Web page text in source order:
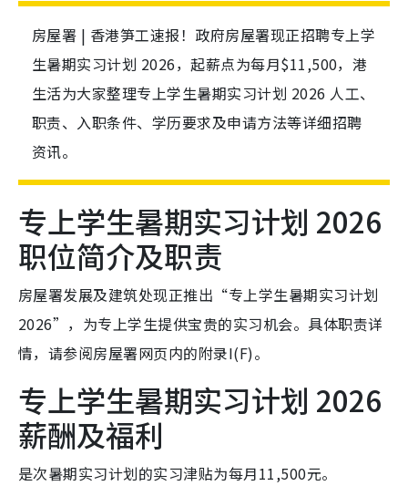
房屋署 | 香港笋工速报！政府房屋署现正招聘专上学
生暑期实习计划 2026，起薪点为每月$11,500，港
生活为大家整理专上学生暑期实习计划 2026 人工、
职责、入职条件、学历要求及申请方法等详细招聘
资讯。
专上学生暑期实习计划 2026
职位简介及职责
房屋署发展及建筑处现正推出“专上学生暑期实习计划
2026”，为专上学生提供宝贵的实习机会。具体职责详
情，请参阅房屋署网页内的附录I(F)。
专上学生暑期实习计划 2026
薪酬及福利
是次暑期实习计划的实习津贴为每月11,500元。